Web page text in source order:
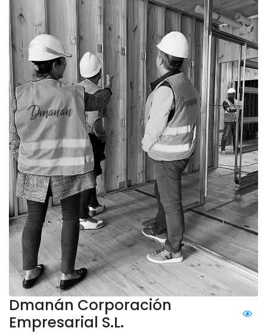
Dmanán Corporación
Empresarial S.L.